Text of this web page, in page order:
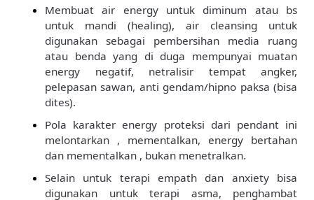
Membuat air energy untuk diminum atau bs
untuk mandi (healing), air cleansing untuk
digunakan sebagai pembersihan media ruang
atau benda yang di duga mempunyai muatan
energy negatif, netralisir tempat angker,
pelepasan sawan, anti gendam/hipno paksa (bisa
dites).
Pola karakter energy proteksi dari pendant ini
melontarkan , mementalkan, energy bertahan
dan mementalkan , bukan menetralkan.
Selain untuk terapi empath dan anxiety bisa
digunakan untuk terapi asma, penghambat